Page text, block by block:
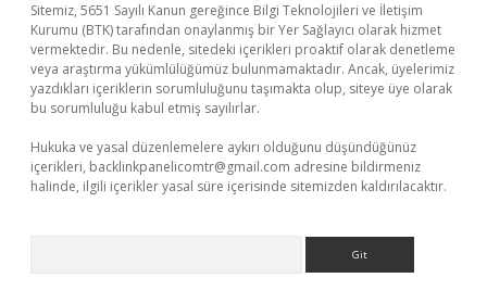
Sitemiz, 5651 Sayılı Kanun gereğince Bilgi Teknolojileri ve İletişim
Kurumu (BTK) tarafından onaylanmış bir Yer Sağlayıcı olarak hizmet
vermektedir. Bu nedenle, sitedeki içerikleri proaktif olarak denetleme
veya araştırma yükümlülüğümüz bulunmamaktadır. Ancak, üyelerimiz
yazdıkları içeriklerin sorumluluğunu taşımakta olup, siteye üye olarak
bu sorumluluğu kabul etmiş sayılırlar.
Hukuka ve yasal düzenlemelere aykırı olduğunu düşündüğünüz
içerikleri, backlinkpanelicomtr@gmail.com adresine bildirmeniz
halinde, ilgili içerikler yasal süre içerisinde sitemizden kaldırılacaktır.